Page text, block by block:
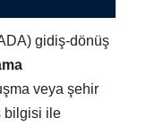
gidiş-dönüş
veya şehir
bilgisi ile